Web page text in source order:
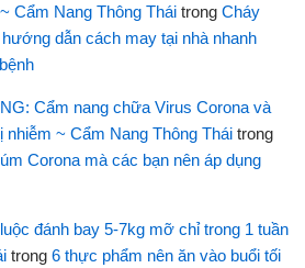
Cẩm Nang Thông Thái trong Cháy
dẫn cách may tại nhà nhanh
Cẩm nang chữa Virus Corona và
~ Cẩm Nang Thông Thái trong
Corona mà các bạn nên áp dụng
đánh bay 5-7kg mỡ chỉ trong 1 tuần
trong 6 thực phẩm nên ăn vào buổi tối